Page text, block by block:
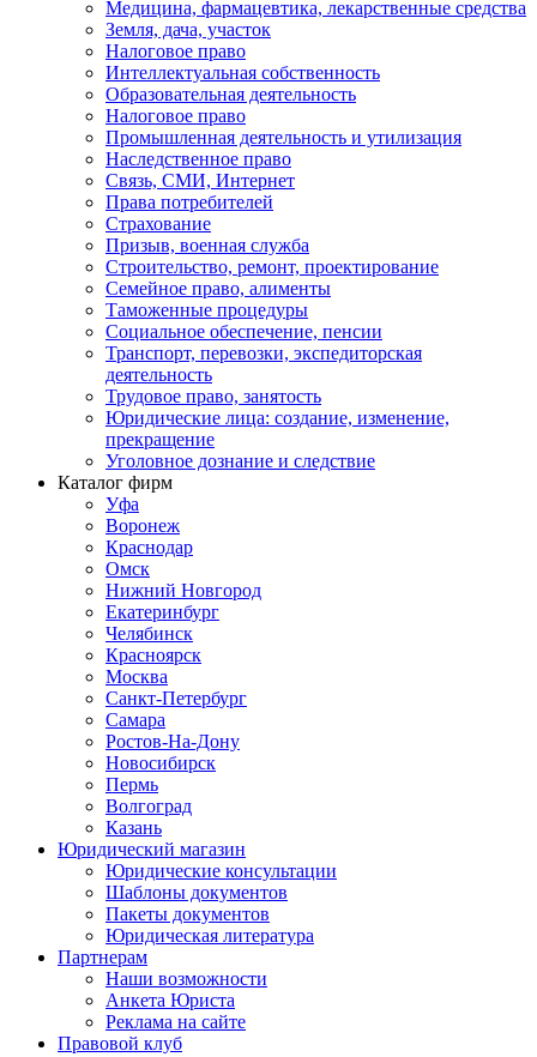
Медицина, фармацевтика, лекарственные средства
Земля, дача, участок
Налоговое право
Интеллектуальная собственность
Образовательная деятельность
Налоговое право
Промышленная деятельность и утилизация
Наследственное право
Связь, СМИ, Интернет
Права потребителей
Страхование
Призыв, военная служба
Строительство, ремонт, проектирование
Семейное право, алименты
Таможенные процедуры
Социальное обеспечение, пенсии
Транспорт, перевозки, экспедиторская
деятельность
Трудовое право, занятость
Юридические лица: создание, изменение,
прекращение
Уголовное дознание и следствие
Каталог фирм
Уфа
Воронеж
Краснодар
Омск
Нижний Новгород
Екатеринбург
Челябинск
Красноярск
Москва
Санкт-Петербург
Самара
Ростов-На-Дону
Новосибирск
Пермь
Волгоград
Казань
Юридический магазин
Юридические консультации
Шаблоны документов
Пакеты документов
Юридическая литература
Партнерам
Наши возможности
Анкета Юриста
Реклама на сайте
Правовой клуб